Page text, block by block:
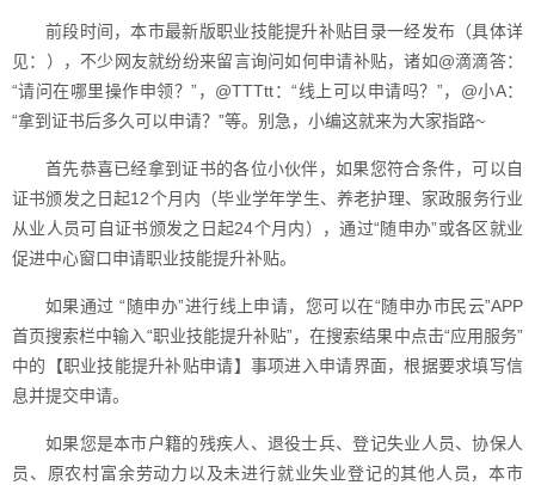
前段时间，本市最新版职业技能提升补贴目录一经发布（具体详
见：），不少网友就纷纷来留言询问如何申请补贴，诸如@滴滴答：
“请问在哪里操作申领？”，@TTTtt：“线上可以申请吗？”，@小A：
“拿到证书后多久可以申请？”等。别急，小编这就来为大家指路~
首先恭喜已经拿到证书的各位小伙伴，如果您符合条件，可以自
证书颁发之日起12个月内（毕业学年学生、养老护理、家政服务行业
从业人员可自证书颁发之日起24个月内），通过“随申办”或各区就业
促进中心窗口申请职业技能提升补贴。
如果通过 “随申办”进行线上申请，您可以在“随申办市民云”APP
首页搜索栏中输入“职业技能提升补贴”，在搜索结果中点击“应用服务”
中的【职业技能提升补贴申请】事项进入申请界面，根据要求填写信
息并提交申请。
如果您是本市户籍的残疾人、退役士兵、登记失业人员、协保人
员、原农村富余劳动力以及未进行就业失业登记的其他人员，本市